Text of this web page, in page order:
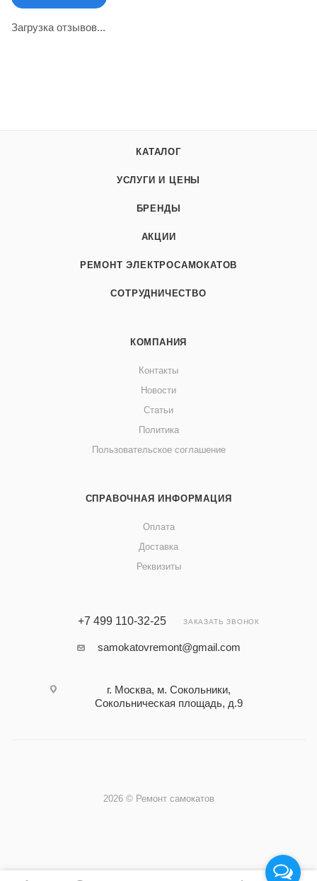
Загрузка отзывов...
КАТАЛОГ
УСЛУГИ И ЦЕНЫ
БРЕНДЫ
АКЦИИ
РЕМОНТ ЭЛЕКТРОСАМОКАТОВ
СОТРУДНИЧЕСТВО
КОМПАНИЯ
Контакты
Новости
Статьи
Политика
Пользовательское соглашение
СПРАВОЧНАЯ ИНФОРМАЦИЯ
Оплата
Доставка
Реквизиты
+7 499 110-32-25 ЗАКАЗАТЬ ЗВОНОК
samokatovremont@gmail.com
г. Москва, м. Сокольники,
Сокольническая площадь, д.9
2026 © Ремонт самокатов